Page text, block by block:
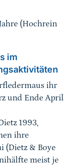
(Hochrein
im
ihr
und Ende April
1993,
ihre
(Dietz & Boye
meist je